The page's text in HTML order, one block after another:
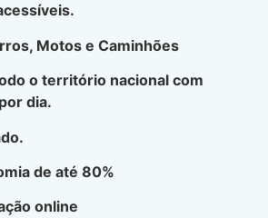
Motos e Caminhões
o território nacional com
dia.
de até 80%
online